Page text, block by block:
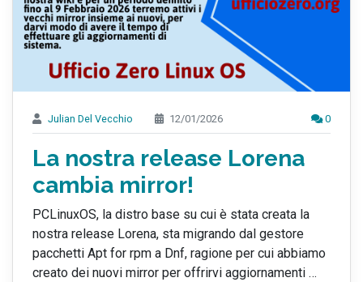
Julian Del Vecchio 12/01/2026 0
La nostra release Lorena
cambia mirror!
PCLinuxOS, la distro base su cui è stata creata la
nostra release Lorena, sta migrando dal gestore
pacchetti Apt for rpm a Dnf, ragione per cui abbiamo
creato dei nuovi mirror per offrirvi aggiornamenti …